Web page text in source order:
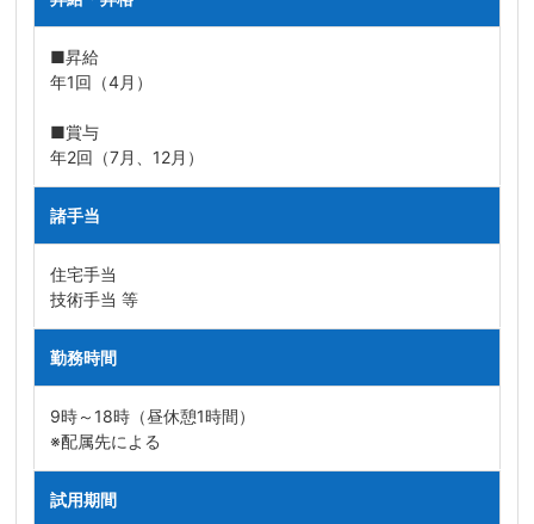
■昇給
年1回（4月）
■賞与
年2回（7月、12月）
諸手当
住宅手当
技術手当 等
勤務時間
9時～18時（昼休憩1時間）
※配属先による
試用期間